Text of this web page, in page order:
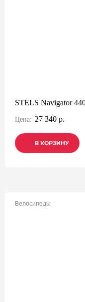
STELS Navigator
Цена: 27 340 р.
В КОРЗИНУ
В КОРЗИНУ
В КОРЗИНУ
Велосипеды